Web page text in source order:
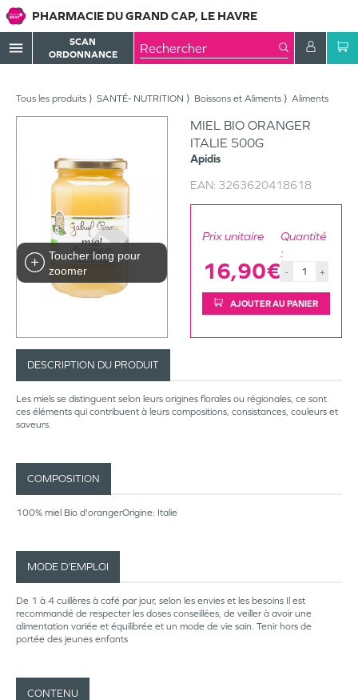
PHARMACIE DU GRAND CAP, LE HAVRE
menu
SCAN
ORDONNANCE
Tous les produits SANTÉ- NUTRITION Boissons et Aliments Aliments
Toucher long pour
zoomer
MIEL BIO ORANGER
ITALIE 500G
Apidis
EAN: 3263620418618
Prix unitaire
16,90€
Quantité
:
- +
AJOUTER AU PANIER
DESCRIPTION DU PRODUIT
Les miels se distinguent selon leurs origines florales ou régionales, ce sont
ces éléments qui contribuent à leurs compositions, consistances, couleurs et
saveurs.
COMPOSITION
100% miel Bio d'orangerOrigine: Italie
MODE D’EMPLOI
De 1 à 4 cuillères à café par jour, selon les envies et les besoins Il est
recommandé de respecter les doses conseillées, de veiller à avoir une
alimentation variée et équilibrée et un mode de vie sain. Tenir hors de
portée des jeunes enfants
CONTENU